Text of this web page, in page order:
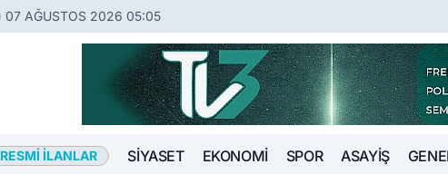
07 AĞUSTOS 2026 05:05
RESMI İLANLAR SIYASET EKONOMI SPOR ASAYIŞ